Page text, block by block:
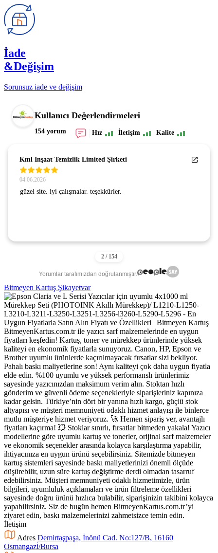
İade
&Değişim
Sorunsuz iade ve değişim
Kullanıcı Değerlendirmeleri
154 yorum Hız İletişim Kalite
Fatih
04.06.2026
Her zaman ilk tercih ettiğim bir firmadır.
Yorumlar tarafımızdan doğrulanmıştır.
Bitmeyen Kartuş Şikayetvar
BitmeyenKartus.com.tr ile yazıcı sarf malzemelerinde en uygun
fiyatları keşfedin! Kartuş, toner ve mürekkep ürünlerinde yüksek
kaliteyi en ekonomik fiyatlarla sunuyoruz. Canon, HP, Epson ve
Brother uyumlu ürünlerde kaçırılmayacak fırsatlar sizi bekliyor.
Pahalı baskı maliyetlerine son! Aynı kaliteyi çok daha uygun fiyatla
elde edin. %100 uyumlu ve yüksek performanslı ürünlerimiz
sayesinde yazıcınızdan maksimum verim alın. Stoktan hızlı
gönderim ve güvenli ödeme seçenekleriyle siparişleriniz kapınıza
kadar gelsin. Türkiye’nin dört bir yanına hızlı kargo, güçlü stok
altyapısı ve müşteri memnuniyeti odaklı hizmet anlayışı ile binlerce
mutlu müşteriye hizmet veriyoruz. 🚀 Hemen sipariş ver, avantajlı
fiyatları kaçırma! 💥 Stoklar sınırlı, fırsatlar bitmeden yakala! Yazıcı
modellerine göre uyumlu kartuş ve tonerler, orijinal sarf malzemeler
ve ekonomik seçenekler arasında kolayca karşılaştırma yapabilir,
ihtiyacınıza en uygun ürünü seçebilirsiniz. Sitemizde bitmeyen
kartuş sistemleri sayesinde baskı maliyetlerinizi önemli ölçüde
düşürebilir, uzun süre kartuş değiştirme derdi olmadan tasarruf
edebilirsiniz. Müşteri memnuniyeti odaklı hizmetimizle, ürün
bilgileri, uyumluluk açıklamaları ve ürün filtreleme özellikleri
sayesinde doğru ürünü hızlıca bulabilir, siparişinizin takibini kolayca
yapabilirsiniz. Siz de bugün hemen BitmeyenKartus.com.tr’yi
ziyaret edin, baskı malzemelerinizi zahmetsizce temin edin.
İletişim
Adres Demirtaşpaşa, İnönü Cad. No:127/B, 16160
Osmangazi̇/Bursa